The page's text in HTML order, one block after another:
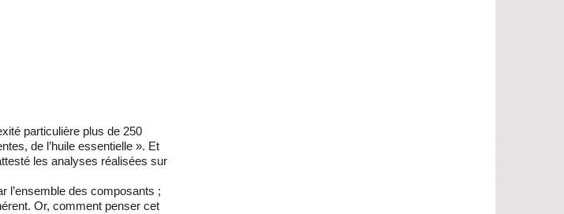
particulière plus de 250
de l’huile essentielle ». Et
les analyses réalisées sur
l’ensemble des composants ;
Or, comment penser cet